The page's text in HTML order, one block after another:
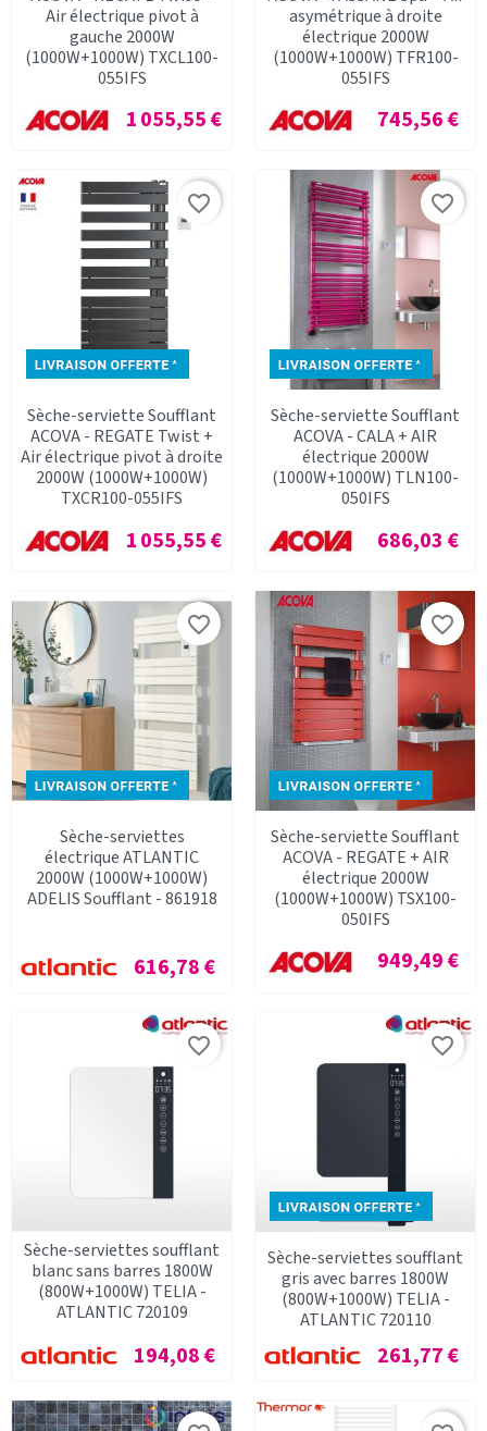
Air électrique pivot à
gauche 2000W
(1000W+1000W) TXCL100-
055IFS
Prix
1 055,55 €
asymétrique à droite
électrique 2000W
(1000W+1000W) TFR100-
055IFS
Prix
745,56 €
Sèche-serviette Soufflant
ACOVA - REGATE Twist +
Air électrique pivot à droite
2000W (1000W+1000W)
TXCR100-055IFS
Prix
1 055,55 €
favorite_border
Sèche-serviette Soufflant
ACOVA - CALA + AIR
électrique 2000W
(1000W+1000W) TLN100-
050IFS
Prix
686,03 €
favorite_border
Sèche-serviettes
électrique ATLANTIC
2000W (1000W+1000W)
ADELIS Soufflant - 861918
Prix
616,78 €
favorite_border
Sèche-serviette Soufflant
ACOVA - REGATE + AIR
électrique 2000W
(1000W+1000W) TSX100-
050IFS
Prix
949,49 €
favorite_border
Sèche-serviettes soufflant
blanc sans barres 1800W
(800W+1000W) TELIA -
ATLANTIC 720109
Prix
194,08 €
favorite_border
Sèche-serviettes soufflant
gris avec barres 1800W
(800W+1000W) TELIA -
ATLANTIC 720110
Prix
261,77 €
favorite_border